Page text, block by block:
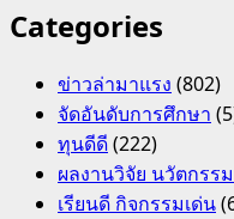
Categories
ข่าวล่ามาแรง (802)
จัดอันดับการศึกษา
ทุนดีดี(222)
ผลงานวิจัย นวัตกรร
เรียนดี กิจกรรมเด่น